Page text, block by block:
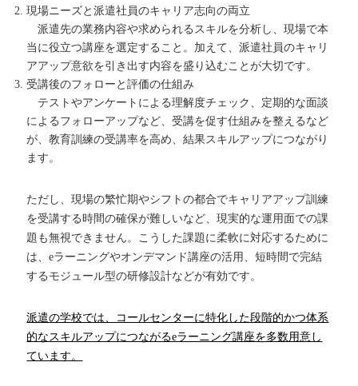
現場ニーズと派遣社員のキャリア志向の両立
派遣先の業務内容や求められるスキルを分析し、現場で本
当に役立つ講座を選定すること。加えて、派遣社員のキャリ
アアップ意欲を引き出す内容を盛り込むことが大切です。
受講後のフォローと評価の仕組み
テストやアンケートによる理解度チェック、定期的な面談
によるフォローアップなど、受講を促す仕組みを整えるなど
が、教育訓練の受講率を高め、結果スキルアップにつながり
ます。
ただし、現場の繁忙期やシフトの都合でキャリアアップ訓練
を受講する時間の確保が難しいなど、現実的な運用面での課
題も無視できません。こうした課題に柔軟に対応するために
は、eラーニングやオンデマンド講座の活用、短時間で完結
するモジュール型の研修設計などが有効です。
派遣の学校では、コールセンターに特化した段階的かつ体系
的なスキルアップにつながるeラーニング講座を多数用意し
ています。